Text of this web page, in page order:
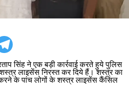
सिंह ने एक बड़ी कार्रवाई करते हुये पुलिस
शस्त्र लाइसेंस निरस्त कर दिये हैं। शस्त्र का
के पांच लोगों के शस्त्र लाइसेंस कैंसिल